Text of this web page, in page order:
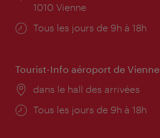
1010 Vienne
Horaires
Tous les jours de 9h à 18h
Tourist-Info aéroport de Vienne
Lieu:
dans le hall des arrivées
Horaires
Tous les jours de 9h à 18h